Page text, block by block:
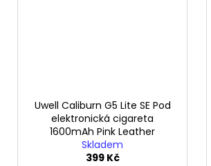
Uwell Caliburn G5 Lite SE Pod
elektronická cigareta
1600mAh Pink Leather
Skladem
399 Kč